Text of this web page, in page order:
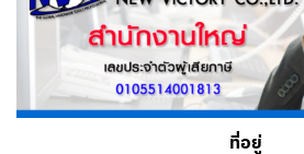
ที่อยู่